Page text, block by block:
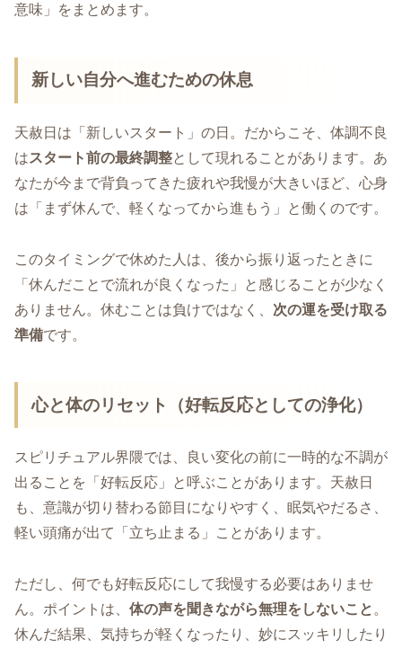
意味」をまとめます。
新しい自分へ進むための休息
天赦日は「新しいスタート」の日。だからこそ、体調不良
はスタート前の最終調整として現れることがあります。あ
なたが今まで背負ってきた疲れや我慢が大きいほど、心身
は「まず休んで、軽くなってから進もう」と働くのです。
このタイミングで休めた人は、後から振り返ったときに
「休んだことで流れが良くなった」と感じることが少なく
ありません。休むことは負けではなく、 次の運を受け取る
準備です。
心と体のリセット（好転反応としての浄化）
スピリチュアル界隈では、良い変化の前に一時的な不調が
出ることを「好転反応」と呼ぶことがあります。天赦日
も、意識が切り替わる節目になりやすく、眠気やだるさ、
軽い頭痛が出て「立ち止まる」ことがあります。
ただし、何でも好転反応にして我慢する必要はありませ
ん。ポイントは、 体の声を聞きながら無理をしないこと 。
休んだ結果、気持ちが軽くなったり、妙にスッキリしたり